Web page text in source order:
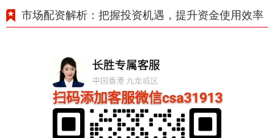
市场配资解析：把握投资机遇，提升资金使用效率